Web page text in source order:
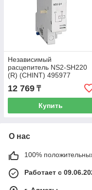
Независимый
расцепитель NS2-SH220
(R) (CHINT) 495977
12 769 ₸
Купить
О нас
100%
Работает с